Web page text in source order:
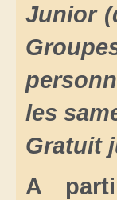
Junior
les
Gratuit
A